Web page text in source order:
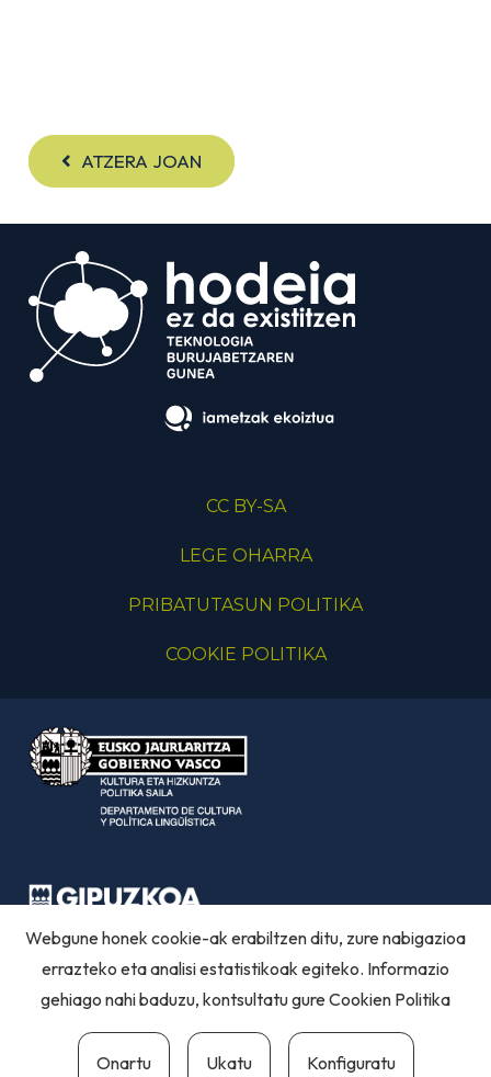
ATZERA JOAN
CC BY-SA
LEGE OHARRA
PRIBATUTASUN POLITIKA
COOKIE POLITIKA
Webgune honek cookie-ak erabiltzen ditu, zure nabigazioa
errazteko eta analisi estatistikoak egiteko. Informazio
gehiago nahi baduzu, kontsultatu gureCookien Politika
Onartu Ukatu Konfiguratu